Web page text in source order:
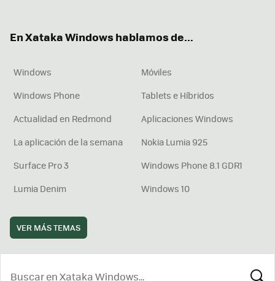
En Xataka Windows hablamos de...
Windows
Móviles
Windows Phone
Tablets e Híbridos
Actualidad en Redmond
Aplicaciones Windows
La aplicación de la semana
Nokia Lumia 925
Surface Pro 3
Windows Phone 8.1 GDR1
Lumia Denim
Windows 10
VER MÁS TEMAS